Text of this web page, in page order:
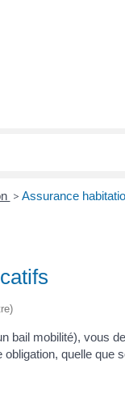
> Assurance
bail mobilité),
quelle que